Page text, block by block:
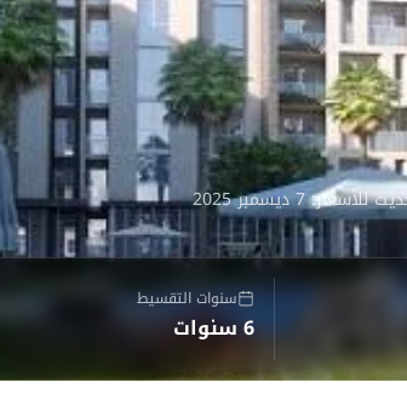
7 ديسمبر 2025
سنوات التقسيط
6 سنوات